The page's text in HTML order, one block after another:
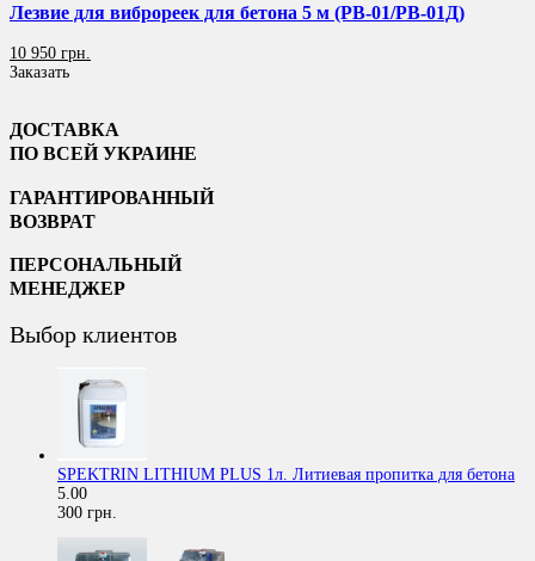
Лезвие для виброреек для бетона 5 м (РВ-01/РВ-01Д)
10 950 грн.
Заказать
ДОСТАВКА
ПО ВСЕЙ УКРАИНЕ
ГАРАНТИРОВАННЫЙ
ВОЗВРАТ
ПЕРСОНАЛЬНЫЙ
МЕНЕДЖЕР
Выбор клиентов
SPEKTRIN LITHIUM PLUS 1л. Литиевая пропитка для бетона
5.00
300 грн.